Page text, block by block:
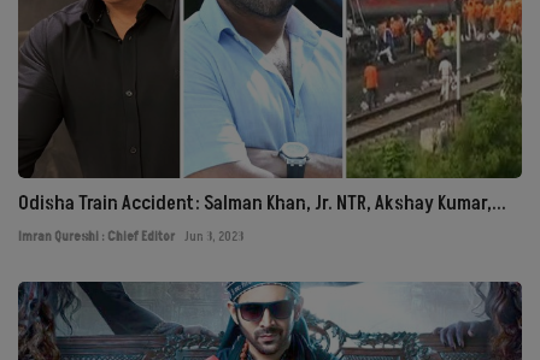
Odisha Train Accident: Salman Khan, Jr. NTR, Akshay Kumar,...
Imran Qureshi : Chief Editor Jun 3, 2023